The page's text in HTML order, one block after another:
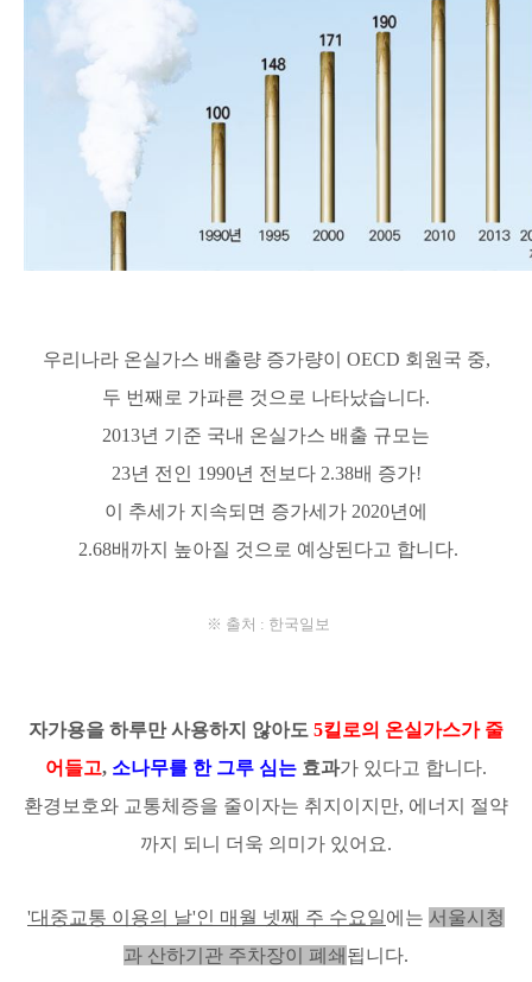
우리나라 온실가스 배출량 증가량이 OECD 회원국 중,
두 번째로 가파른 것으로 나타났습니다.
2013년 기준 국내 온실가스 배출 규모는
23년 전인 1990년 전보다 2.38배 증가!
이 추세가 지속되면 증가세가 2020년에
2.68배까지 높아질 것으로 예상된다고 합니다.
※ 출처 : 한국일보
자가용을 하루만 사용하지 않아도 5킬로의 온실가스가 줄
어들고, 소나무를 한 그루 심는 효과가 있다고 합니다.
환경보호와 교통체증을 줄이자는 취지이지만, 에너지 절약
까지 되니 더욱 의미가 있어요.
'대중교통 이용의 날'인 매월 넷째 주 수요일에는 서울시청
과 산하기관 주차장이 폐쇄 됩니다.